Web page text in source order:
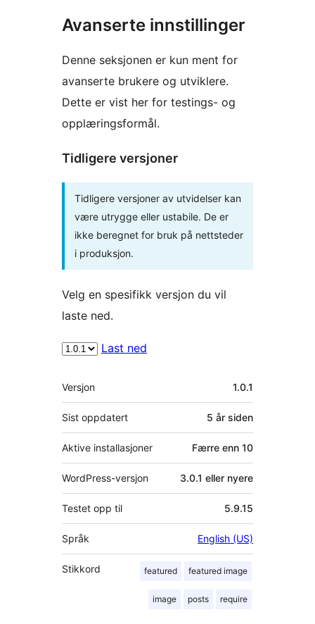
Avanserte innstillinger
Denne seksjonen er kun ment for
avanserte brukere og utviklere.
Dette er vist her for testings- og
opplæringsformål.
Tidligere versjoner
Tidligere versjoner av utvidelser kan
være utrygge eller ustabile. De er
ikke beregnet for bruk på nettsteder
i produksjon.
Velg en spesifikk versjon du vil
laste ned.
Last ned
Meta
Versjon 1.0.1
Sist oppdatert 5 år siden
Aktive installasjoner Færre enn 10
WordPress-versjon 3.0.1 eller nyere
Testet opp til 5.9.15
Språk English (US)
Stikkord featured featured image
image posts require